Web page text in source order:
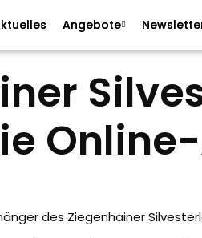
Angebote
des Ziegenhainer